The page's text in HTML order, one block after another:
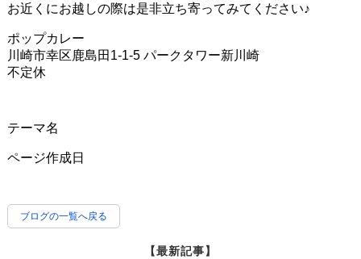
お近くにお越しの際は是非立ち寄ってみてください♪
ポップカレー
川崎市幸区鹿島田1-1-5 パークタワー新川崎
不定休
テーマ名
ページ作成日
ブログの一覧へ戻る
【最新記事】